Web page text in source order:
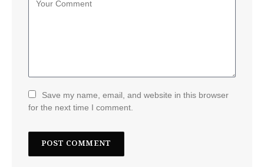
Save my name, email, and website in this browser
for the next time I comment.